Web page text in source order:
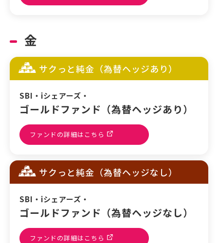
金
サクっと純金（為替ヘッジあり）
SBI・iシェアーズ・
ゴールドファンド（為替ヘッジあり）
ファンドの詳細はこちら
サクっと純金（為替ヘッジなし）
SBI・iシェアーズ・
ゴールドファンド（為替ヘッジなし）
ファンドの詳細はこちら